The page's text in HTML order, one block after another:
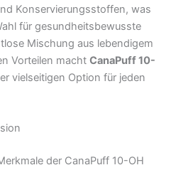
Konservierungsstoffen, was
für gesundheitsbewusste
Mischung aus lebendigem
Vorteilen macht CanaPuff 10-
vielseitigen Option für jeden
der CanaPuff 10-OH